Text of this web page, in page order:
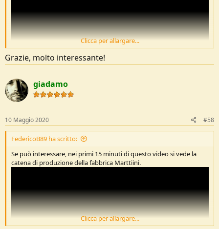
Clicca per allargare...
Grazie, molto interessante!
giadamo
10 Maggio 2020 #58
FedericoB89 ha scritto:
Se può interessare, nei primi 15 minuti di questo video si vede la
catena di produzione della fabbrica Marttiini.
Clicca per allargare...